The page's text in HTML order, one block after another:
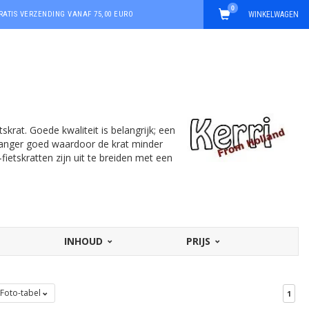
VERZENDING VANAF 75,00 EURO WINKELWAGEN
0
Goede kwaliteit is belangrijk; een
goed waardoor de krat minder
zijn uit te breiden met een
INHOUD PRIJS
Foto-tabel 1